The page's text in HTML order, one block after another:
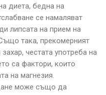
диета, бедна на
се намаляват
липсата на прием на
така, прекомерният
честата употреба на
са фактори, които
на магнезия.
може също да